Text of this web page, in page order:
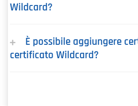
Wildcard?
È possibile aggiungere
certificato Wildcard?